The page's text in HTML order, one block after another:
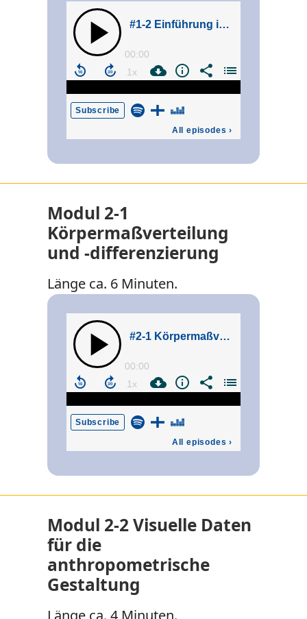
Modul 2-1
Körpermaßverteilung
und -differenzierung
Länge ca. 6 Minuten.
Modul 2-2 Visuelle Daten
für die
anthropometrische
Gestaltung